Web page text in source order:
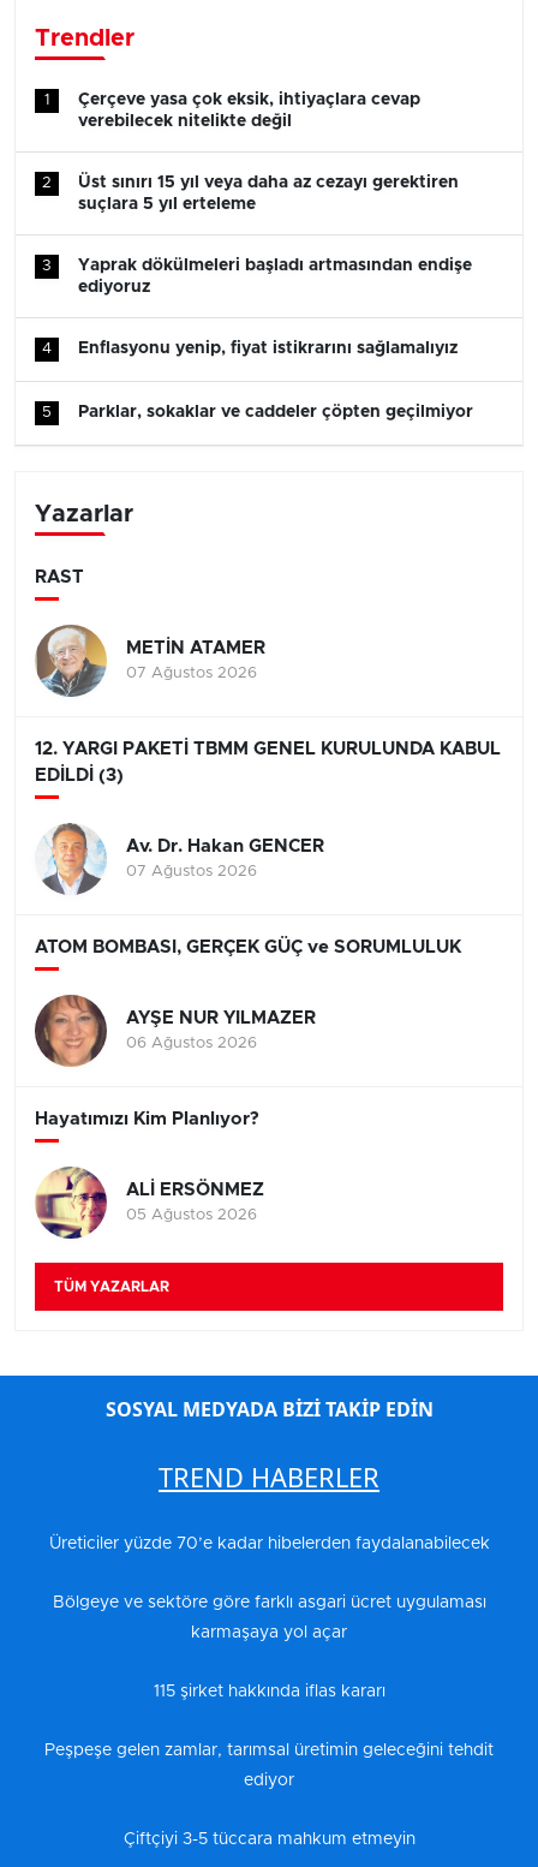
Trendler
1
Çerçeve yasa çok eksik, ihtiyaçlara cevap
verebilecek nitelikte değil
2
Üst sınırı 15 yıl veya daha az cezayı gerektiren
suçlara 5 yıl erteleme
3
Yaprak dökülmeleri başladı artmasından endişe
ediyoruz
4 Enflasyonu yenip, fiyat istikrarını sağlamalıyız
5 Parklar, sokaklar ve caddeler çöpten geçilmiyor
Yazarlar
RAST
METİN ATAMER
07 Ağustos 2026
12. YARGI PAKETİ TBMM GENEL KURULUNDA KABUL
EDİLDİ (3)
Av. Dr. Hakan GENCER
07 Ağustos 2026
ATOM BOMBASI, GERÇEK GÜÇ ve SORUMLULUK
AYŞE NUR YILMAZER
06 Ağustos 2026
Hayatımızı Kim Planlıyor?
ALİ ERSÖNMEZ
05 Ağustos 2026
TÜM YAZARLAR
SOSYAL MEDYADA BİZİ TAKİP EDİN
TREND HABERLER
Üreticiler yüzde 70’e kadar hibelerden faydalanabilecek
Bölgeye ve sektöre göre farklı asgari ücret uygulaması
karmaşaya yol açar
115 şirket hakkında iflas kararı
Peşpeşe gelen zamlar, tarımsal üretimin geleceğini tehdit
ediyor
Çiftçiyi 3-5 tüccara mahkum etmeyin